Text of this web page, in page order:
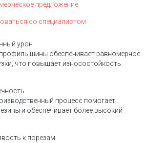
предложение
со специалистом
урон
шины обеспечивает равномерное
что повышает износостойкость
процесс помогает
и обеспечивает более высокий
к порезам